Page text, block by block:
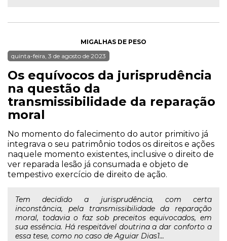
MIGALHAS DE PESO
quinta-feira, 3 de agosto de 2023
Os equívocos da jurisprudência
na questão da
transmissibilidade da reparação
moral
No momento do falecimento do autor primitivo já
integrava o seu patrimônio todos os direitos e ações
naquele momento existentes, inclusive o direito de
ver reparada lesão já consumada e objeto de
tempestivo exercício de direito de ação.
Tem decidido a jurisprudência, com certa
inconstância, pela transmissibilidade da reparação
moral, todavia o faz sob preceitos equivocados, em
sua essência. Há respeitável doutrina a dar conforto a
essa tese, como no caso de Aguiar Dias1...